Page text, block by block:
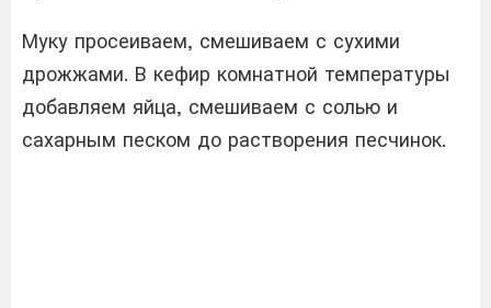
Муку просеиваем, смешиваем с сухими
дрожжами. В кефир комнатной температуры
добавляем яйца, смешиваем с солью и
сахарным песком до растворения песчинок.